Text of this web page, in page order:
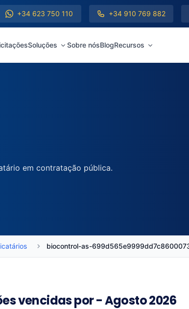
+34 623 750 110 +34 910 769 882
Soluções Sobre nósBlogRecursos
em contratação pública.
biocontrol-as-
vencidas por - Agosto 2026